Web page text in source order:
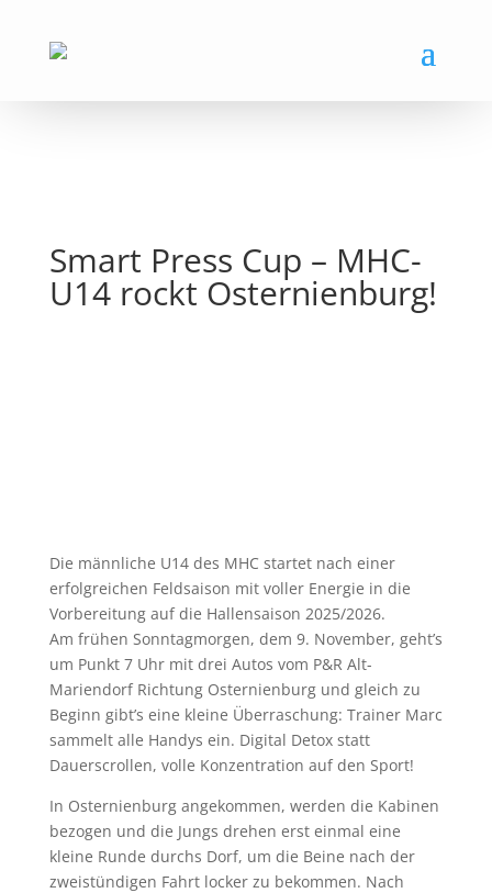
Smart Press Cup – MHC-
U14 rockt Osternienburg!
Die männliche U14 des MHC startet nach einer
erfolgreichen Feldsaison mit voller Energie in die
Vorbereitung auf die Hallensaison 2025/2026.
Am frühen Sonntagmorgen, dem 9. November, geht’s
um Punkt 7 Uhr mit drei Autos vom P&R Alt-
Mariendorf Richtung Osternienburg und gleich zu
Beginn gibt’s eine kleine Überraschung: Trainer Marc
sammelt alle Handys ein. Digital Detox statt
Dauerscrollen, volle Konzentration auf den Sport!
In Osternienburg angekommen, werden die Kabinen
bezogen und die Jungs drehen erst einmal eine
kleine Runde durchs Dorf, um die Beine nach der
zweistündigen Fahrt locker zu bekommen. Nach